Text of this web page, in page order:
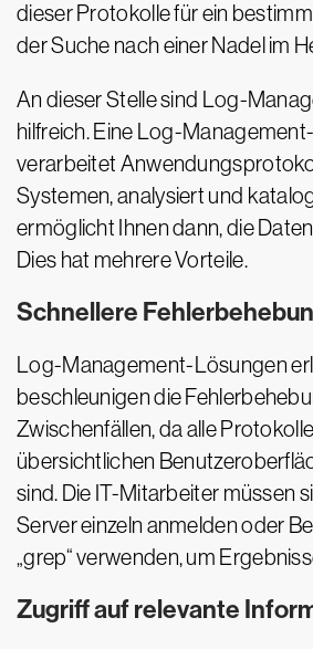
dieser Protokolle für ein
der Suche nach einer Nadel im
An dieser Stelle sind Log-
hilfreich. Eine Log-
verarbeitet
Systemen, analysiert und
ermöglicht Ihnen dann, die
Dies hat mehrere Vorteile.
Schnellere
Log-Management-Lösungen
beschleunigen die
Zwischenfällen, da alle
übersichtlichen
sind. Die IT-Mitarbeiter müssen
Server einzeln anmelden oder
„grep“ verwenden, um
Zugriff auf relevante